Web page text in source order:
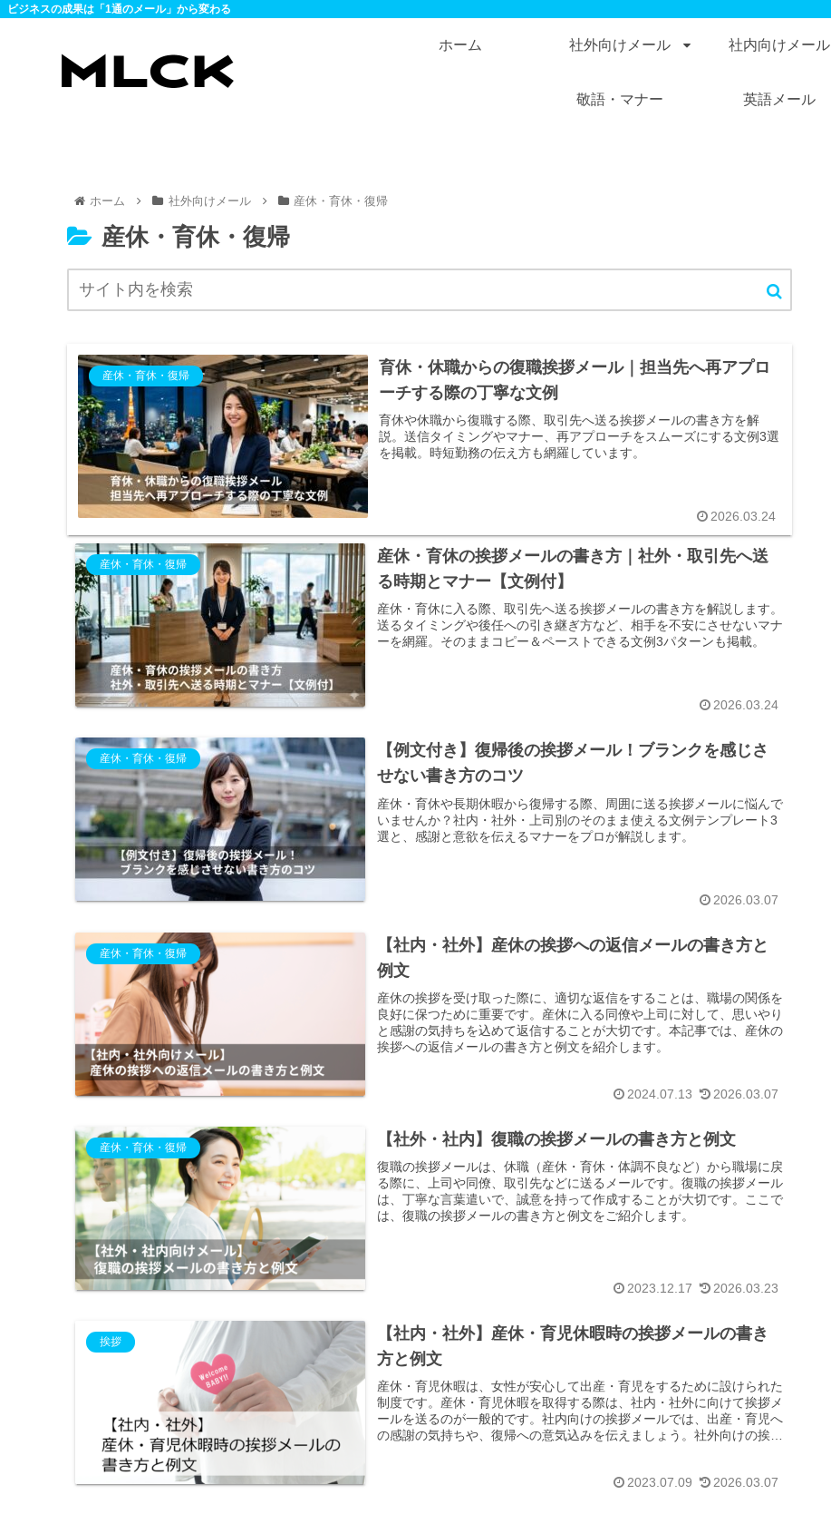
ビジネスの成果は「1通のメール」から変わる
ホーム 社外向けメール 社内向けメール
敬語・マナー 英語メール
ホーム 社外向けメール 産休・育休・復帰
産休・育休・復帰
産休・育休・復帰
育休・休職からの復職挨拶メール｜担当先へ再アプロ
ーチする際の丁寧な文例
育休や休職から復職する際、取引先へ送る挨拶メールの書き方を解
説。送信タイミングやマナー、再アプローチをスムーズにする文例3選
を掲載。時短勤務の伝え方も網羅しています。
2026.03.24
産休・育休・復帰
産休・育休の挨拶メールの書き方｜社外・取引先へ送
る時期とマナー【文例付】
産休・育休に入る際、取引先へ送る挨拶メールの書き方を解説します。
送るタイミングや後任への引き継ぎ方など、相手を不安にさせないマナ
ーを網羅。そのままコピー＆ペーストできる文例3パターンも掲載。
2026.03.24
産休・育休・復帰
【例文付き】復帰後の挨拶メール！ブランクを感じさ
せない書き方のコツ
産休・育休や長期休暇から復帰する際、周囲に送る挨拶メールに悩んで
いませんか？社内・社外・上司別のそのまま使える文例テンプレート3
選と、感謝と意欲を伝えるマナーをプロが解説します。
2026.03.07
産休・育休・復帰
【社内・社外】産休の挨拶への返信メールの書き方と
例文
産休の挨拶を受け取った際に、適切な返信をすることは、職場の関係を
良好に保つために重要です。産休に入る同僚や上司に対して、思いやり
と感謝の気持ちを込めて返信することが大切です。本記事では、産休の
挨拶への返信メールの書き方と例文を紹介します。
2024.07.13 2026.03.07
産休・育休・復帰 【社外・社内】復職の挨拶メールの書き方と例文
復職の挨拶メールは、休職（産休・育休・体調不良など）から職場に戻
る際に、上司や同僚、取引先などに送るメールです。復職の挨拶メール
は、丁寧な言葉遣いで、誠意を持って作成することが大切です。ここで
は、復職の挨拶メールの書き方と例文をご紹介します。
2023.12.17 2026.03.23
挨拶
【社内・社外】産休・育児休暇時の挨拶メールの書き
方と例文
産休・育児休暇は、女性が安心して出産・育児をするために設けられた
制度です。産休・育児休暇を取得する際は、社内・社外に向けて挨拶メ
ールを送るのが一般的です。社内向けの挨拶メールでは、出産・育児へ
の感謝の気持ちや、復帰への意気込みを伝えましょう。社外向けの挨拶
2023.07.09 2026.03.07